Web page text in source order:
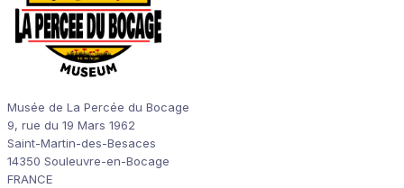
Musée de La Percée du Bocage
9, rue du 19 Mars 1962
Saint-Martin-des-Besaces
14350 Souleuvre-en-Bocage
FRANCE